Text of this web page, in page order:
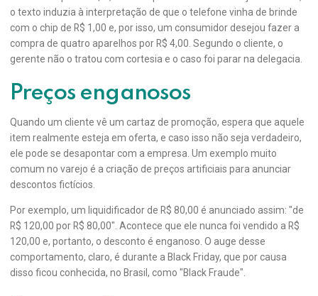
o texto induzia à interpretação de que o telefone vinha de brinde
com o chip de R$ 1,00 e, por isso, um consumidor desejou fazer a
compra de quatro aparelhos por R$ 4,00. Segundo o cliente, o
gerente não o tratou com cortesia e o caso foi parar na delegacia.
Preços enganosos
Quando um cliente vê um cartaz de promoção, espera que aquele
item realmente esteja em oferta, e caso isso não seja verdadeiro,
ele pode se desapontar com a empresa. Um exemplo muito
comum no varejo é a criação de preços artificiais para anunciar
descontos fictícios.
Por exemplo, um liquidificador de R$ 80,00 é anunciado assim: "de
R$ 120,00 por R$ 80,00". Acontece que ele nunca foi vendido a R$
120,00 e, portanto, o desconto é enganoso. O auge desse
comportamento, claro, é durante a Black Friday, que por causa
disso ficou conhecida, no Brasil, como "Black Fraude".